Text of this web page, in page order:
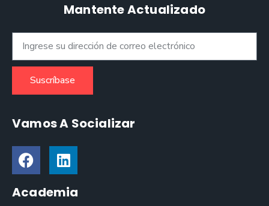
Mantente Actualizado
Suscríbase
Vamos A Socializar
Academia